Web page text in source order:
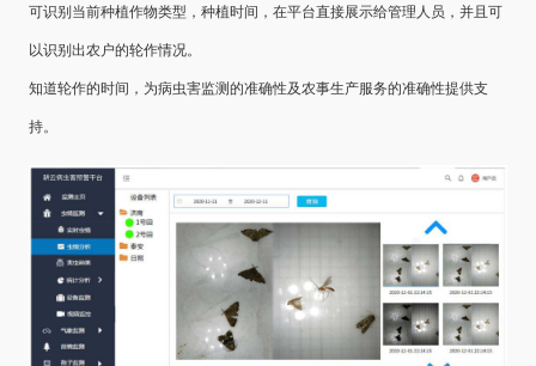
可识别当前种植作物类型，种植时间，在平台直接展示给管理人员，并且可
以识别出农户的轮作情况。
知道轮作的时间，为病虫害监测的准确性及农事生产服务的准确性提供支
持。